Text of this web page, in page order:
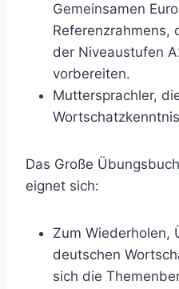
Gemeinsamen
Referenzrahmens,
der Niveaustufen
vorbereiten.
Muttersprachler,
Das Große
eignet sich:
Zum Wiederholen,
deutschen
sich die